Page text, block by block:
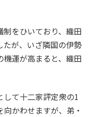
をひいており、織田
が、いざ隣国の伊勢
運が高まると、織田
て十二家評定衆の1
かわせますが、弟・